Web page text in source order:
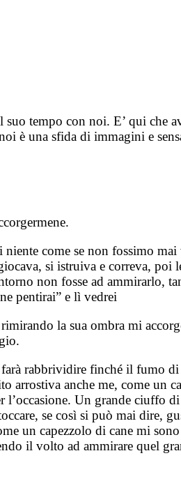
tempo con noi. E’ qui che
è una sfida di immagini e
come se non fossimo
si istruiva e correva, poi
non fosse ad ammirarlo,
pentirai” e lì vedrei
la sua ombra mi
rabbrividire finché il fumo di
arrostiva anche me, come un
Un grande ciuffo
se così si può mai dire,
un capezzolo di cane mi
il volto ad ammirare quel